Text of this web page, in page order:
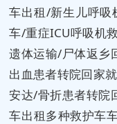
车出租/新生儿呼吸
车/重症ICU呼吸机
遗体运输/尸体返乡
出血患者转院回家
安达/骨折患者转院
车出租多种救护车